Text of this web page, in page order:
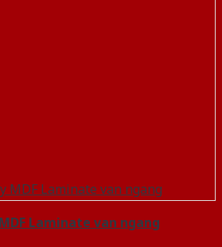
Laminate van ngang